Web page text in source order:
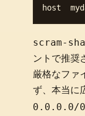
scram-
ントで推奨
厳格なファ
ず、本当に
0.0.0.0/0